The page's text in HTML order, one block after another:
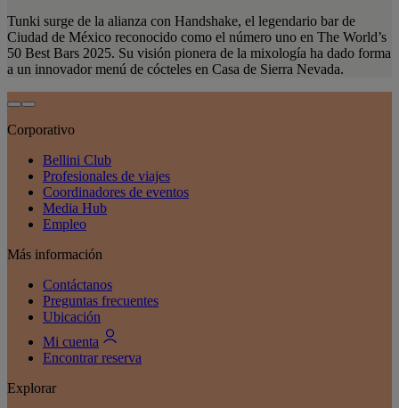
Tunki surge de la alianza con Handshake, el legendario bar de
Ciudad de México reconocido como el número uno en The World’s
50 Best Bars 2025. Su visión pionera de la mixología ha dado forma
a un innovador menú de cócteles en Casa de Sierra Nevada.
Corporativo
Bellini Club
Profesionales de viajes
Coordinadores de eventos
Media Hub
Empleo
Más información
Contáctanos
Preguntas frecuentes
Ubicación
Mi cuenta
Encontrar reserva
Explorar